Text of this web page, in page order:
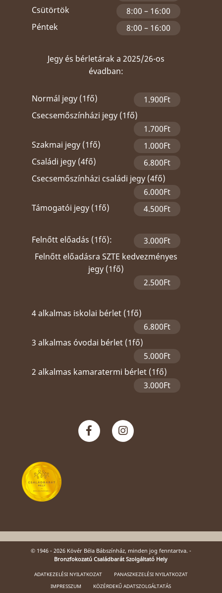
Csütörtök
8:00 – 16:00
Péntek
8:00 – 16:00
Jegy és bérletárak a 2025/26-os
évadban:
Normál jegy (1fő)
1.900Ft
Csecsemőszínházi jegy (1fő)
1.700Ft
Szakmai jegy (1fő)
1.000Ft
Családi jegy (4fő)
6.800Ft
Csecsemőszínházi családi jegy (4fő)
6.000Ft
Támogatói jegy (1fő)
4.500Ft
Felnőtt előadás (1fő):
3.000Ft
Felnőtt előadásra SZTE kedvezményes
jegy (1fő)
2.500Ft
4 alkalmas iskolai bérlet (1fő)
6.800Ft
3 alkalmas óvodai bérlet (1fő)
5.000Ft
2 alkalmas kamaratermi bérlet (1fő)
3.000Ft
© 1946 - 2026 Kövér Béla Bábszínház, minden jog fenntartva. -
Bronzfokozatú Családbarát Szolgáltató Hely
ADATKEZELÉSI NYILATKOZAT
PANASZKEZELÉSI NYILATKOZAT
IMPRESSZUM
KÖZÉRDEKŰ ADATSZOLGÁLTATÁS